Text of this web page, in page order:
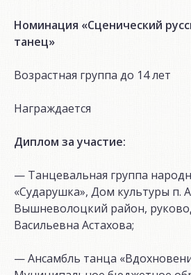
Номинация «Сценический
танец»
Возрастная группа до 14 лет
Награждается
Диплом за участие:
— Танцевальная группа
«Сударушка», Дом культуры п.
Вышневолоцкий район,
Васильевна Астахова;
— Ансамбль танца